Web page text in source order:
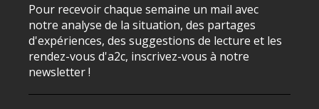
Pour recevoir chaque semaine un mail avec
notre analyse de la situation, des partages
d'expériences, des suggestions de lecture et les
rendez-vous d'a2c, inscrivez-vous à notre
newsletter !